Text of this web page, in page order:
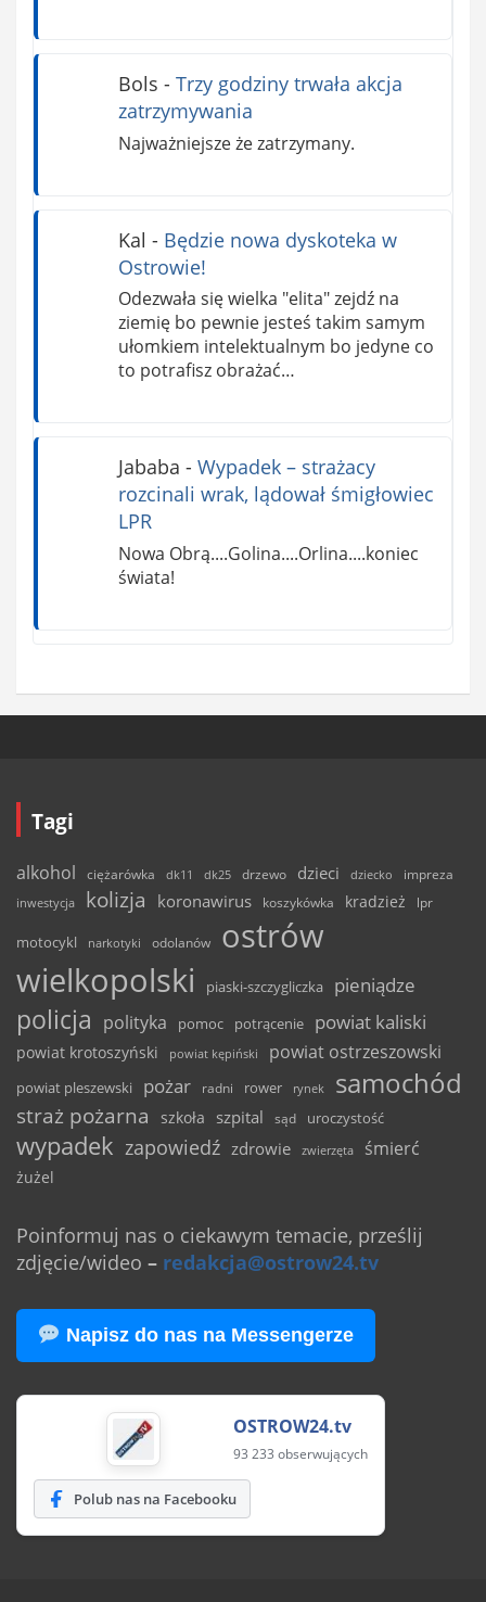
Bols - Trzy godziny trwała akcja
zatrzymywania
Najważniejsze że zatrzymany.
Kal - Będzie nowa dyskoteka w
Ostrowie!
Odezwała się wielka "elita" zejdź na
ziemię bo pewnie jesteś takim samym
ułomkiem intelektualnym bo jedyne co
to potrafisz obrażać…
Jababa - Wypadek – strażacy
rozcinali wrak, lądował śmigłowiec
LPR
Nowa Obrą....Golina....Orlina....koniec
świata!
Tagi
alkohol ciężarówka dk11 dk25 drzewo dzieci dziecko
impreza
inwestycja
kolizja koronawirus koszykówka kradzież lpr
motocykl narkotyki odolanów
ostrów
wielkopolski
piaski-szczygliczka pieniądze
policja polityka pomoc potrącenie powiat kaliski
powiat krotoszyński powiat kępiński powiat ostrzeszowski
powiat pleszewski pożar radni rower rynek samochód
straż pożarna szkoła szpital sąd uroczystość
wypadek zapowiedź zdrowie zwierzęta śmierć
żużel
Poinformuj nas o ciekawym temacie, prześlij
zdjęcie/wideo – redakcja@ostrow24.tv
Napisz do nas na Messengerze
OSTROW24.tv
93 233 obserwujących
Polub nas na Facebooku